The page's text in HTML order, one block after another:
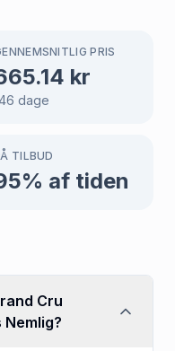
PRIS
kr
dage
TILBUD
% af tiden
Cru